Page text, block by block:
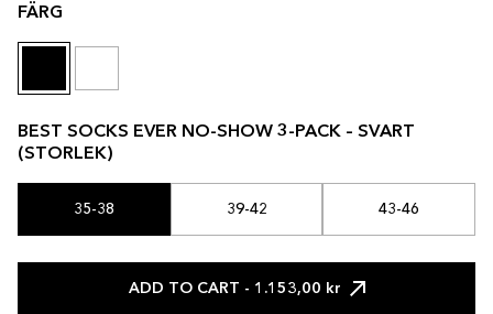
FÄRG
BEST SOCKS EVER NO-SHOW 3-PACK – SVART
(STORLEK)
35-38 39-42 43-46
ADD TO CART - 1.153,00 kr